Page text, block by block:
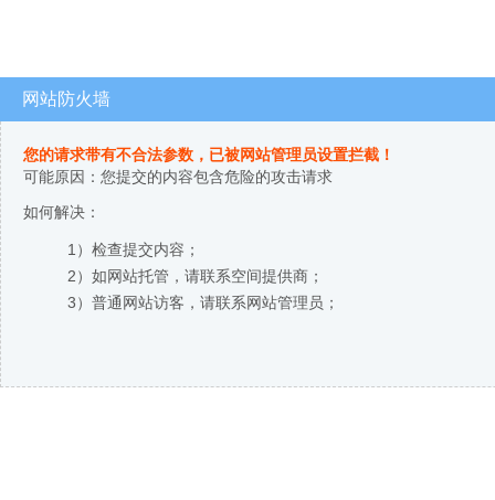
网站防火墙
您的请求带有不合法参数，已被网站管理员设置拦截！
可能原因：您提交的内容包含危险的攻击请求
如何解决：
1）检查提交内容；
2）如网站托管，请联系空间提供商；
3）普通网站访客，请联系网站管理员；